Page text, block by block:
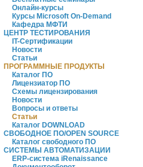
Онлайн-курсы
Курсы Microsoft On-Demand
Кафедра МФТИ
ЦЕНТР ТЕСТИРОВАНИЯ
IT-Сертификации
Новости
Статьи
ПРОГРАММНЫЕ ПРОДУКТЫ
Каталог ПО
Лицензиатор ПО
Схемы лицензирования
Новости
Вопросы и ответы
Статьи
Каталог DOWNLOAD
СВОБОДНОЕ ПО/OPEN SOURCE
Каталог свободного ПО
СИСТЕМЫ АВТОМАТИЗАЦИИ
ERP-система iRenaissance